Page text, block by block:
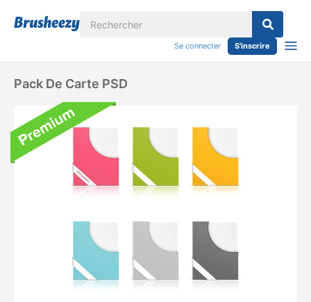
Se connecter S'inscrire
Pack De Carte PSD